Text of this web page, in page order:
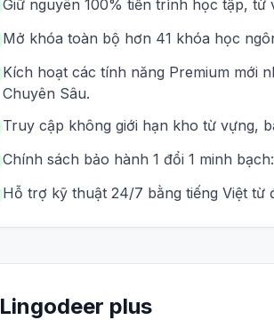
Giữ nguyên 100% tiến trình học tập, từ
Mở khóa toàn bộ hơn 41 khóa học
Kích hoạt các tính năng Premium mới
Chuyên Sâu.
Truy cập không giới hạn kho từ vựng,
Chính sách bảo hành 1 đổi 1 minh
Hỗ trợ kỹ thuật 24/7 bằng tiếng Việt từ
Lingodeer plus